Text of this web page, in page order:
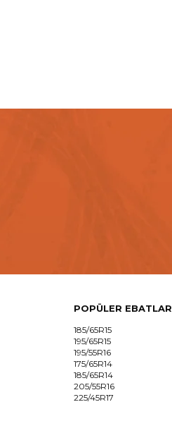
POPÜLER EBATLAR
185/65R15
195/65R15
195/55R16
175/65R14
185/65R14
205/55R16
225/45R17